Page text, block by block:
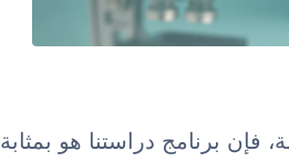
فإن برنامج دراستنا هو بمثابة